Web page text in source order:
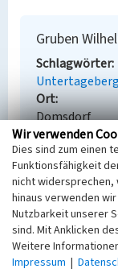
Gruben
Schlagwörter
Ort
Domsdorf
Fachsicht(en)
Keine Angabe
Übernahme
Wir verwenden
Dies sind zum einen
Funktionsfähigkeit
nicht widersprechen,
hinaus verwenden
Nutzbarkeit unserer
sind. Mit Anklicken
Weitere
Impressum |